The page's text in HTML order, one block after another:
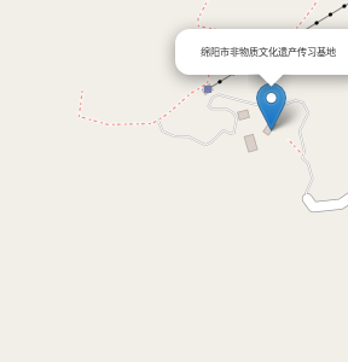
绵阳市非物质文化遗产传习基地